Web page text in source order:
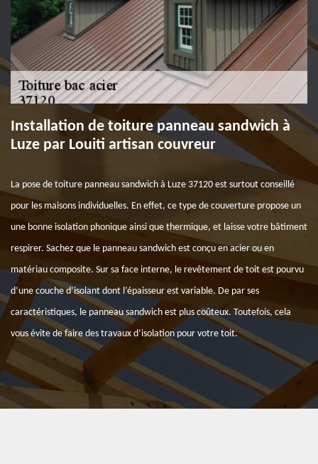
Installation de toiture panneau sandwich à
Luze par Louiti artisan couvreur
La pose de toiture panneau sandwich à Luze 37120 est surtout conseillé
pour les maisons individuelles. En effet, ce type de couverture propose un
une bonne isolation phonique ainsi que thermique, et laisse votre bâtiment
respirer. Sachez que le panneau sandwich est conçu en acier ou en
matériau composite. Sur sa face interne, le revêtement de toit est pourvu
d’une couche d’isolant dont l’épaisseur est variable. De par ses
caractéristiques, le panneau sandwich est plus coûteux. Toutefois, cela
vous évite de faire des travaux d’isolation pour votre toit.